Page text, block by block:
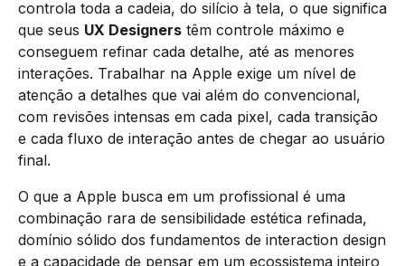
controla toda a cadeia, do silício à tela, o que significa
que seus UX Designers têm controle máximo e
conseguem refinar cada detalhe, até as menores
interações. Trabalhar na Apple exige um nível de
atenção a detalhes que vai além do convencional,
com revisões intensas em cada pixel, cada transição
e cada fluxo de interação antes de chegar ao usuário
final.
O que a Apple busca em um profissional é uma
combinação rara de sensibilidade estética refinada,
domínio sólido dos fundamentos de interaction design
e a capacidade de pensar em um ecossistema inteiro